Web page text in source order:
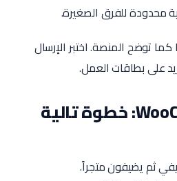
محدودة للفرق الصغيرة.
سجّل سجلات MX في DNS كما توضح المنصة. اختبر الإرسال
على بطاقات العمل.
متجر WooCommerce: خطوة تالية
ثم يضيفون متجراً.